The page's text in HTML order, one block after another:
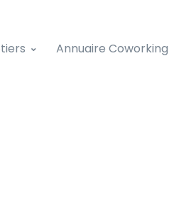
Annuaire Coworking